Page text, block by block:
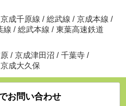
京成千原線 / 総武線 / 京成本線 /
線 / 総武本線 / 東葉高速鉄道
/ 京成津田沼 / 千葉寺 /
京成大久保
お問い合わせ